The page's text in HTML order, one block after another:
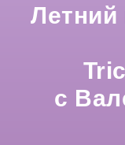
Летний
с